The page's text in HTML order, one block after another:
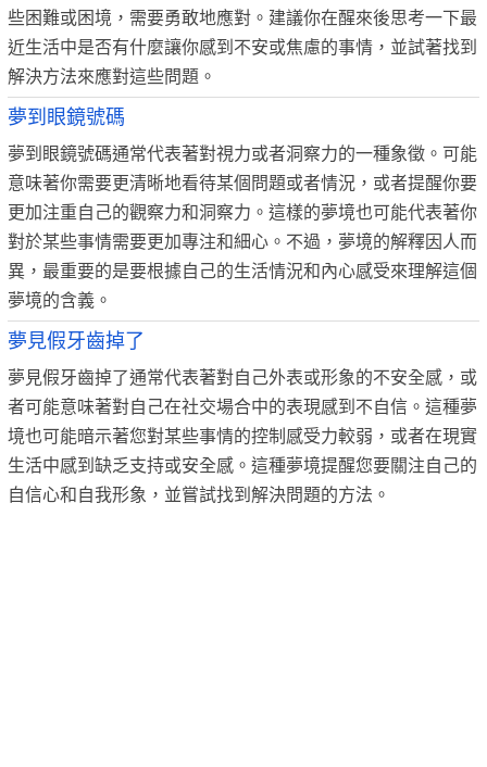
些困難或困境，需要勇敢地應對。建議你在醒來後思考一下最
近生活中是否有什麼讓你感到不安或焦慮的事情，並試著找到
解決方法來應對這些問題。
夢到眼鏡號碼
夢到眼鏡號碼通常代表著對視力或者洞察力的一種象徵。可能
意味著你需要更清晰地看待某個問題或者情況，或者提醒你要
更加注重自己的觀察力和洞察力。這樣的夢境也可能代表著你
對於某些事情需要更加專注和細心。不過，夢境的解釋因人而
異，最重要的是要根據自己的生活情況和內心感受來理解這個
夢境的含義。
夢見假牙齒掉了
夢見假牙齒掉了通常代表著對自己外表或形象的不安全感，或
者可能意味著對自己在社交場合中的表現感到不自信。這種夢
境也可能暗示著您對某些事情的控制感受力較弱，或者在現實
生活中感到缺乏支持或安全感。這種夢境提醒您要關注自己的
自信心和自我形象，並嘗試找到解決問題的方法。